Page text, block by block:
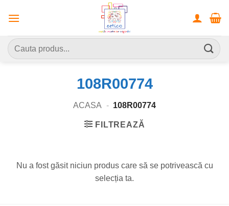
Caută
după:
108R00774
ACASA - 108R00774
FILTREAZĂ
Nu a fost găsit niciun produs care să se potrivească cu
selecția ta.